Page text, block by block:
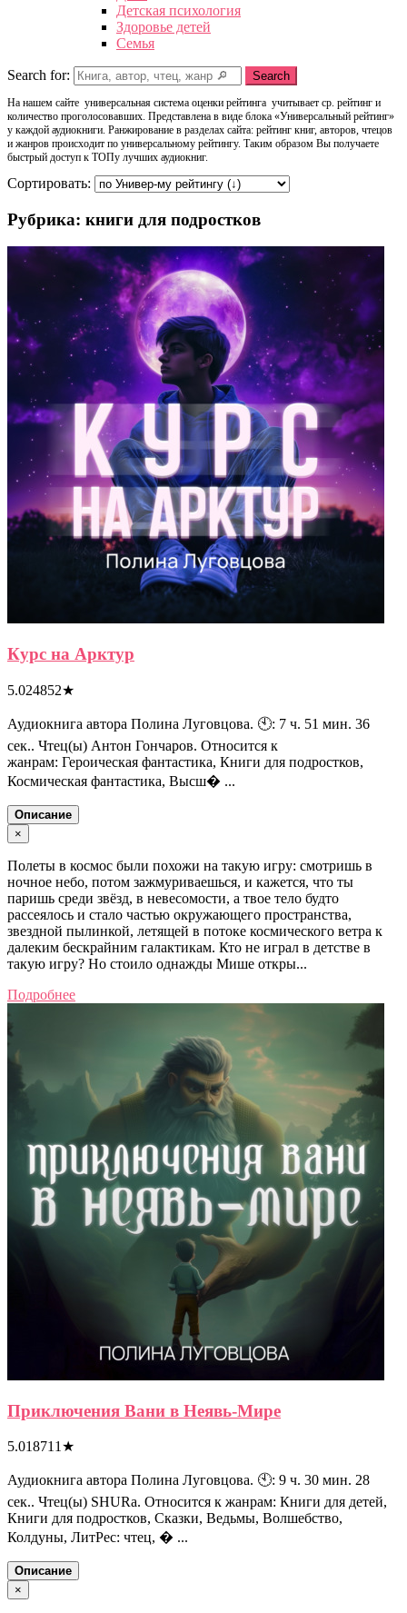
Детская психология
Здоровье детей
Семья
Search for: Search
На нашем сайте универсальная система оценки рейтинга учитывает ср. рейтинг и
количество проголосовавших. Представлена в виде блока «Универсальный рейтинг»
у каждой аудиокниги. Ранжирование в разделах сайта: рейтинг книг, авторов, чтецов
и жанров происходит по универсальному рейтингу. Таким образом Вы получаете
быстрый доступ к ТОПу лучших аудиокниг.
Сортировать:
Рубрика: книги для подростков
Курс на Арктур
5.024852★
Аудиокнига автора Полина Луговцова. 🕙: 7 ч. 51 мин. 36
сек.. Чтец(ы) Антон Гончаров. Относится к
жанрам: Героическая фантастика, Книги для подростков,
Космическая фантастика, Высш� ...
Описание
×
Полеты в космос были похожи на такую игру: смотришь в
ночное небо, потом зажмуриваешься, и кажется, что ты
паришь среди звёзд, в невесомости, а твое тело будто
рассеялось и стало частью окружающего пространства,
звездной пылинкой, летящей в потоке космического ветра к
далеким бескрайним галактикам. Кто не играл в детстве в
такую игру? Но стоило однажды Мише откры...
Подробнее
Приключения Вани в Неявь-Мире
5.018711 ★
Аудиокнига автора Полина Луговцова. 🕙: 9 ч. 30 мин. 28
сек.. Чтец(ы) SHURa. Относится к жанрам: Книги для детей,
Книги для подростков, Сказки, Ведьмы, Волшебство,
Колдуны, ЛитРес: чтец, � ...
Описание
×